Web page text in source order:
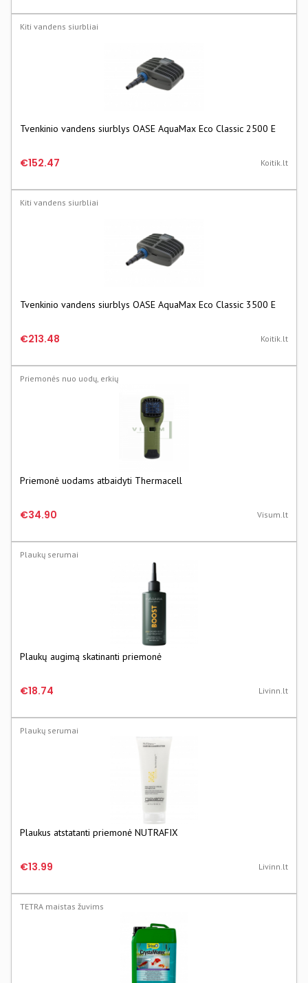
Kiti vandens siurbliai
Tvenkinio vandens siurblys OASE AquaMax Eco Classic 2500 E
€152.47 Koitik.lt
Kiti vandens siurbliai
Tvenkinio vandens siurblys OASE AquaMax Eco Classic 3500 E
€213.48 Koitik.lt
Priemonės nuo uodų, erkių
Priemonė uodams atbaidyti Thermacell
€34.90 Visum.lt
Plaukų serumai
Plaukų augimą skatinanti priemonė
€18.74 Livinn.lt
Plaukų serumai
Plaukus atstatanti priemonė NUTRAFIX
€13.99 Livinn.lt
TETRA maistas žuvims